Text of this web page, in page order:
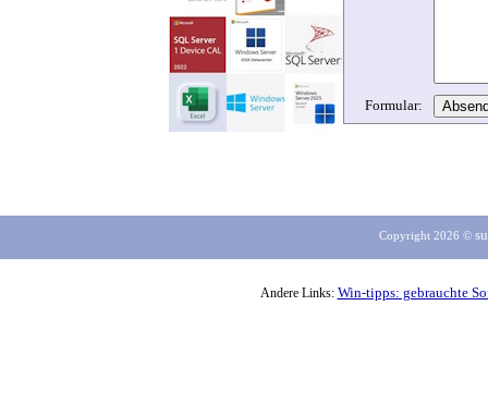
Formular:
Copyright 2026 ©
Andere Links: Win-tipps: gebrauchte